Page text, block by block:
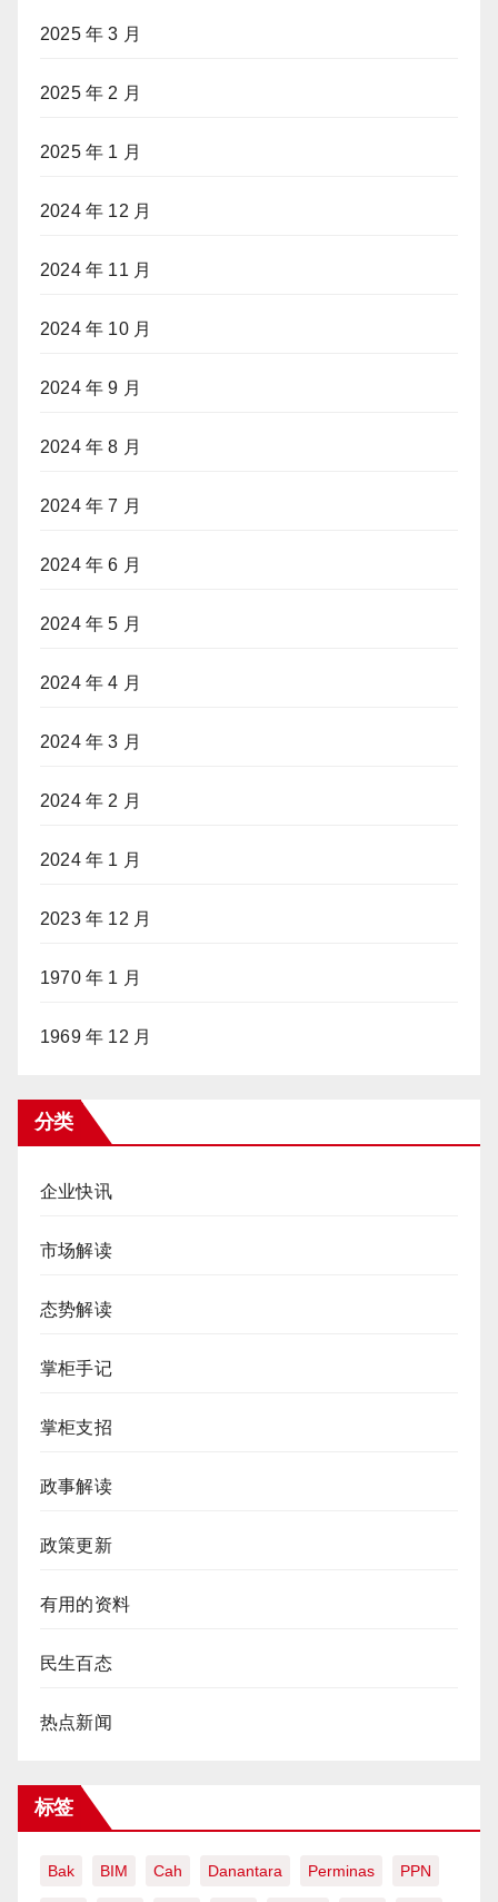
2025 年 3 月
2025 年 2 月
2025 年 1 月
2024 年 12 月
2024 年 11 月
2024 年 10 月
2024 年 9 月
2024 年 8 月
2024 年 7 月
2024 年 6 月
2024 年 5 月
2024 年 4 月
2024 年 3 月
2024 年 2 月
2024 年 1 月
2023 年 12 月
1970 年 1 月
1969 年 12 月
分类
企业快讯
市场解读
态势解读
掌柜手记
掌柜支招
政事解读
政策更新
有用的资料
民生百态
热点新闻
标签
Bak BIM Cah Danantara Perminas PPN